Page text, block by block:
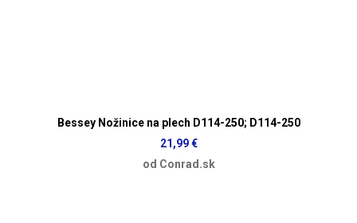
Bessey Nožinice na plech D114-250; D114-250
21,99 €
od Conrad.sk